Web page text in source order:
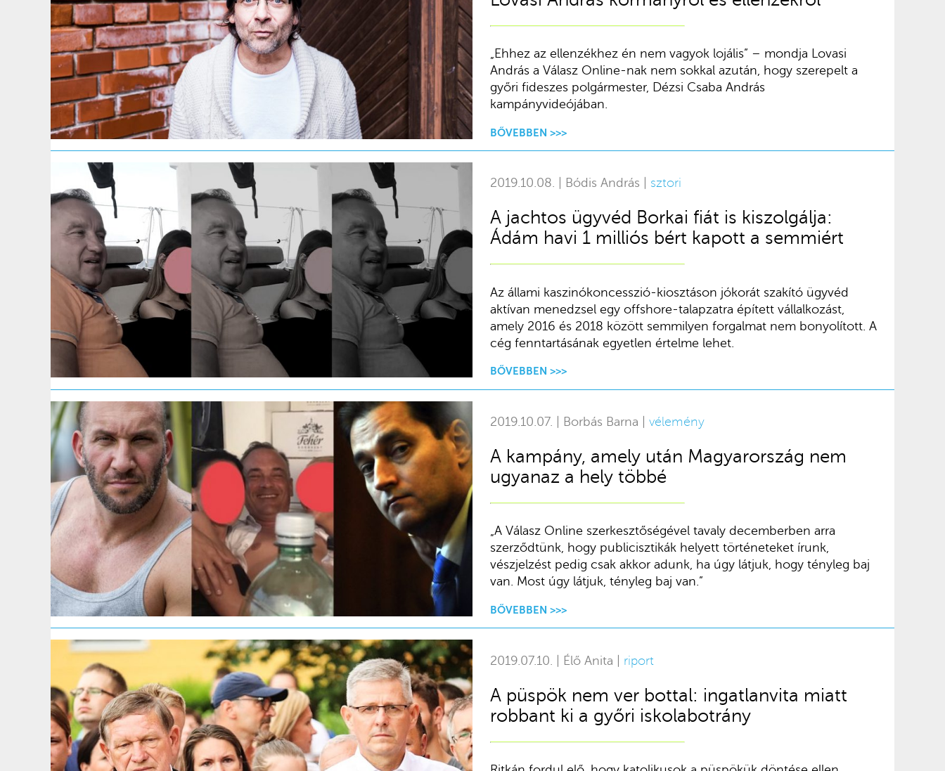
„Ehhez az ellenzékhez én nem vagyok lojális” – mondja Lovasi
András a Válasz Online-nak nem sokkal azután, hogy szerepelt a
győri fideszes polgármester, Dézsi Csaba András
kampányvideójában.
BŐVEBBEN >>>
2019.10.08. | Bódis András | sztori
A jachtos ügyvéd Borkai fiát is kiszolgálja:
Ádám havi 1 milliós bért kapott a semmiért
Az állami kaszinókoncesszió-kiosztáson jókorát szakító ügyvéd
aktívan menedzsel egy offshore-talapzatra épített vállalkozást,
amely 2016 és 2018 között semmilyen forgalmat nem bonyolított. A
cég fenntartásának egyetlen értelme lehet.
BŐVEBBEN >>>
2019.10.07. | Borbás Barna | vélemény
A kampány, amely után Magyarország nem
ugyanaz a hely többé
„A Válasz Online szerkesztőségével tavaly decemberben arra
szerződtünk, hogy publicisztikák helyett történeteket írunk,
vészjelzést pedig csak akkor adunk, ha úgy látjuk, hogy tényleg baj
van. Most úgy látjuk, tényleg baj van.”
BŐVEBBEN >>>
2019.07.10. | Élő Anita | riport
A püspök nem ver bottal: ingatlanvita miatt
robbant ki a győri iskolabotrány